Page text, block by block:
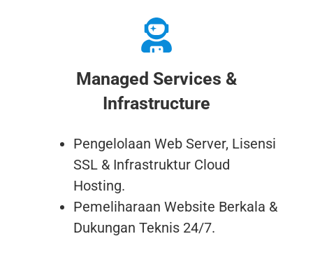
Managed Services &
Infrastructure
Pengelolaan Web Server, Lisensi
SSL & Infrastruktur Cloud
Hosting.
Pemeliharaan Website Berkala &
Dukungan Teknis 24/7.